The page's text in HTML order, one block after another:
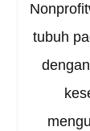
tubuh